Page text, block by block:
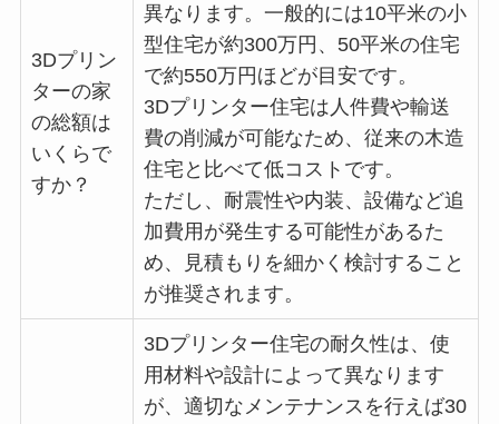
3Dプリン
ターの家
の総額は
いくらで
すか？
異なります。一般的には10平米の小
型住宅が約300万円、50平米の住宅
で約550万円ほどが目安です。
3Dプリンター住宅は人件費や輸送
費の削減が可能なため、従来の木造
住宅と比べて低コストです。
ただし、耐震性や内装、設備など追
加費用が発生する可能性があるた
め、見積もりを細かく検討すること
が推奨されます。
3Dプリンター住宅の耐久性は、使
用材料や設計によって異なります
が、適切なメンテナンスを行えば30